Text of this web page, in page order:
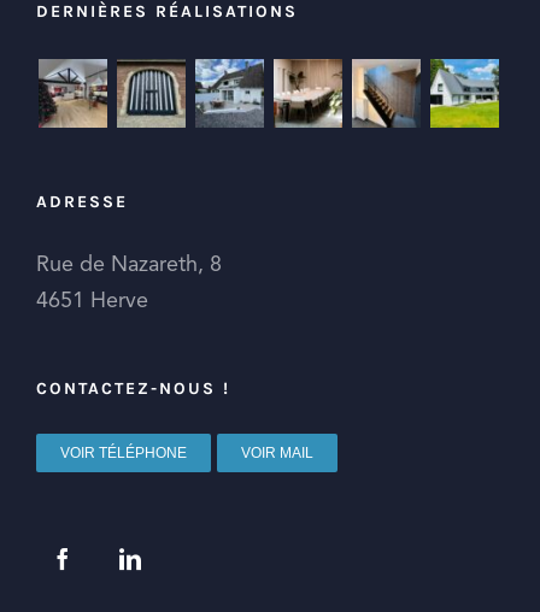
DERNIÈRES RÉALISATIONS
ADRESSE
Rue de Nazareth, 8
4651 Herve
CONTACTEZ-NOUS !
VOIR TÉLÉPHONE VOIR MAIL